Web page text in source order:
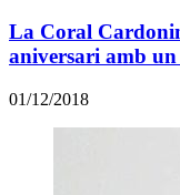
La Coral
aniversari amb
01/12/2018